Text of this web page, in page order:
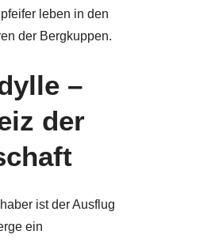
leben in den
der Bergkuppen.
–
der
ist der Ausflug
ein